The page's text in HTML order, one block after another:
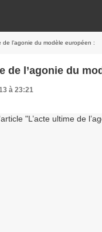
de l’agonie du modèle européen :
de l’agonie du
à 23:21